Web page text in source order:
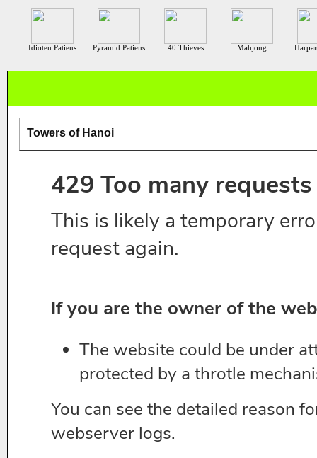
Idioten Patiens Pyramid Patiens 40 Thieves Mahjong
Towers of Hanoi